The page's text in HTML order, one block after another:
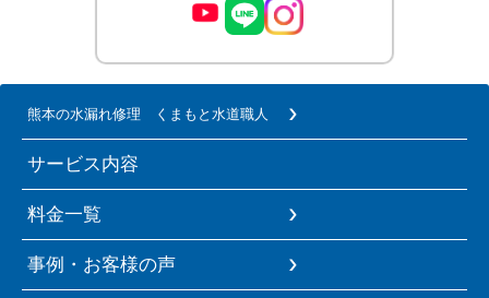
熊本の水漏れ修理 くまもと水道職人
サービス内容
料金一覧
事例・お客様の声